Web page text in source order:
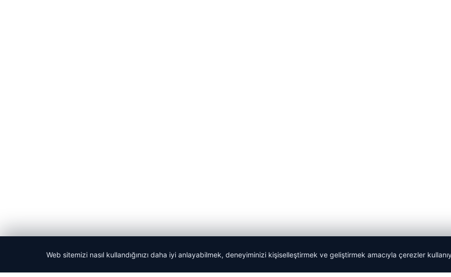
© 2026 Son Dakika Net – Güncel Haberler
Web sitemizi nasıl kullandığınızı daha iyi anlayabilmek, deneyiminizi kişiselleştirmek ve geliştirmek amacıyla çerezler